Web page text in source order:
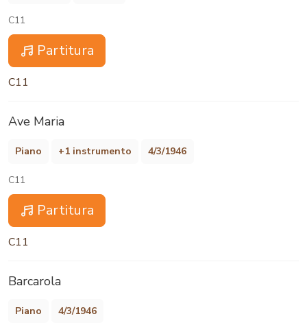
C11
Partitura
C11
Ave Maria
Piano +1 instrumento 4/3/1946
C11
Partitura
C11
Barcarola
Piano 4/3/1946